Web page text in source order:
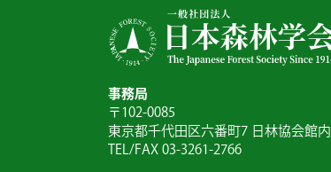
事務局
〒102-0085
東京都千代田区六番町7 日林協会館内
TEL/FAX 03-3261-2766